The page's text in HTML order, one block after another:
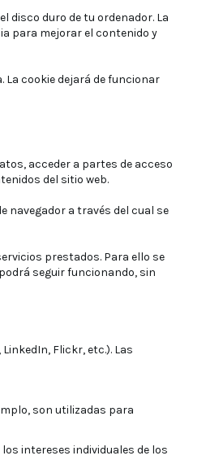
disco duro de tu ordenador. La
para mejorar el contenido y
La cookie dejará de funcionar
acceder a partes de acceso
del sitio web.
navegador a través del cual se
prestados. Para ello se
seguir funcionando, sin
Flickr, etc.). Las
son utilizadas para
intereses individuales de los